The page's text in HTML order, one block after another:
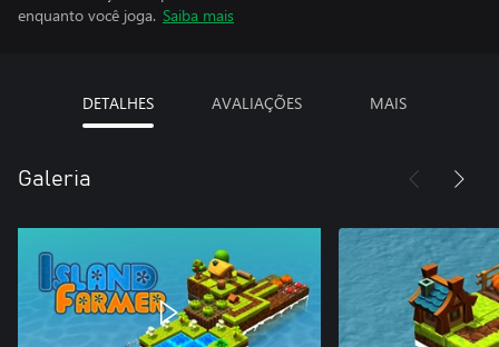
enquanto você joga. Saiba mais
DETALHES AVALIAÇÕES MAIS
Galeria